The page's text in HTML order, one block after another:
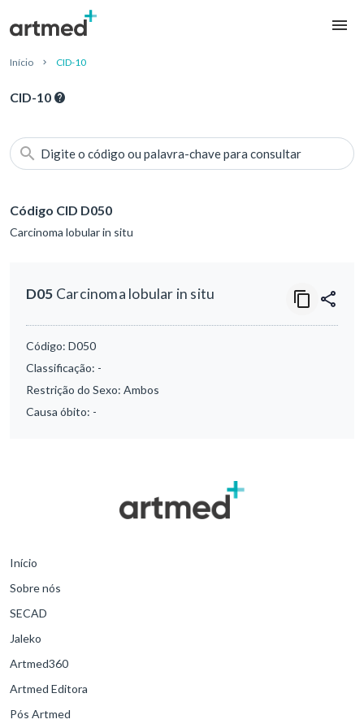
Início CID-10
CID-10
Digite o código ou palavra-chave para consultar
Código CID D050
Carcinoma lobular in situ
D05 Carcinoma lobular in situ
Código: D050
Classificação: -
Restrição do Sexo: Ambos
Causa óbito: -
Início
Sobre nós
SECAD
Jaleko
Artmed360
Artmed Editora
Pós Artmed